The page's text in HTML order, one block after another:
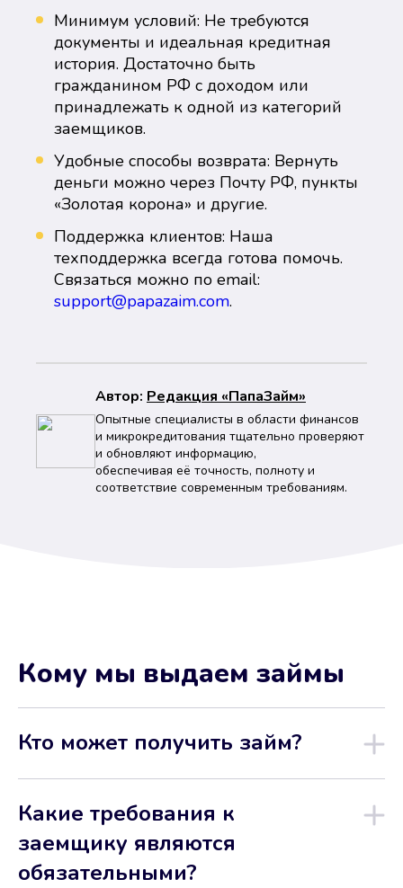
Минимум условий: Не требуются
документы и идеальная кредитная
история. Достаточно быть
гражданином РФ с доходом или
принадлежать к одной из категорий
заемщиков.
Удобные способы возврата: Вернуть
деньги можно через Почту РФ, пункты
«Золотая корона» и другие.
Поддержка клиентов: Наша
техподдержка всегда готова помочь.
Связаться можно по email:
support@papazaim.com.
Автор: Peдaкция «ПапаЗайм»
Опытные специалисты в области финансов
и микрокредитования тщательно проверяют
и обновляют информацию,
обеспечивая её точность, полноту и
соответствие современным требованиям.
Кому мы выдаем займы
Кто может получить займ?
Какие требования к
заемщику являются
обязательными?